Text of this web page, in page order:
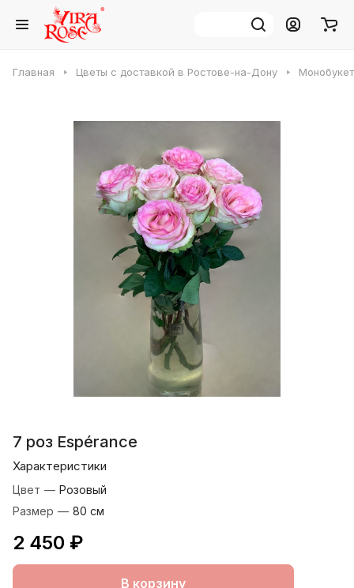
Главная Цветы с доставкой в Ростове-на-Дону Монобукет
7 роз Espérance
Характеристики
Цвет — Розовый
Размер — 80 см
2 450 ₽
В корзину